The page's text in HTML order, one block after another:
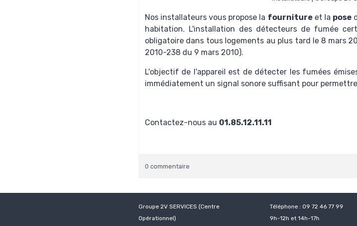
Nos installateurs vous propose la fournitureet la pose
habitation. L'installation des détecteurs de fumée
obligatoire dans tous logements au plus tard le 8 mars
2010-238 du 9 mars 2010).
L'objectif de l'appareil est de détecter les fumées
immédiatement un signal sonore suffisant pour
Contactez-nous au 01.85.12.11.11
0 commentaire
Groupe 2V SERVICES (Centre
Opérationnel)
Téléphone : 09 72 46 77 99
9h-12h et 14h-17h